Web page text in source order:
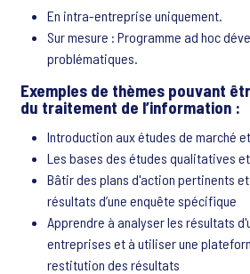
En intra-entreprise uniquement.
Sur mesure : Programme ad hoc
problématiques.
Exemples de thèmes pouvant
du traitement de l’information :
Introduction aux études de marché
Les bases des études qualitatives
Bâtir des plans d'action pertinents
résultats d’une enquête spécifique
Apprendre à analyser les résultats
entreprises et à utiliser une
restitution des résultats